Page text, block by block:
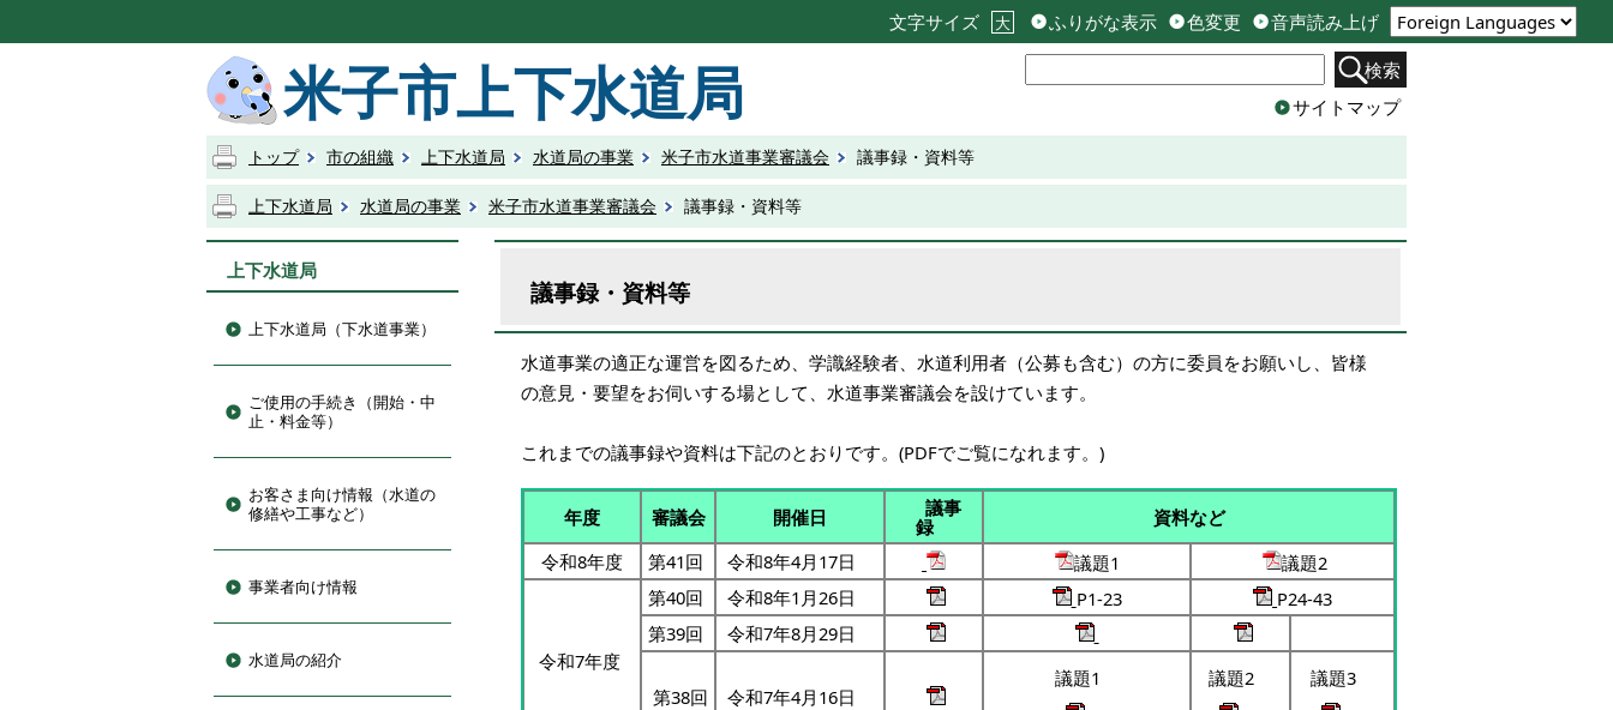
文字サイズ 大 ふりがな表示 色変更 音声読み上げ
米子市上下水道局
検索
サイトマップ
トップ 市の組織 上下水道局 水道局の事業 米子市水道事業審議会 議事録・資料等
上下水道局 水道局の事業 米子市水道事業審議会 議事録・資料等
上下水道局
上下水道局（下水道事業）
ご使用の手続き（開始・中
止・料金等）
お客さま向け情報（水道の
修繕や工事など）
事業者向け情報
水道局の紹介
議事録・資料等
水道事業の適正な運営を図るため、学識経験者、水道利用者（公募も含む）の方に委員をお願いし、皆様
の意見・要望をお伺いする場として、水道事業審議会を設けています。
これまでの議事録や資料は下記のとおりです。(PDFでご覧になれます。)
年度 審議会 開催日
議事
録
資料など
令和8年度
第41回 令和8年4月17日 議題1 議題2
令和7年度
第40回 令和8年1月26日 P1-23
P24-43
第39回
令和7年8月29日
第38回 令和7年4月16日
議題1 議題2 議題3